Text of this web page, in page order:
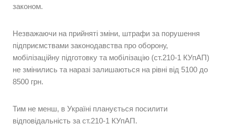
законом.
Незважаючи на прийняті зміни, штрафи за порушення
підприємствами законодавства про оборону,
мобілізаційну підготовку та мобілізацію (ст.210-1 КУпАП)
не змінились та наразі залишаються на рівні від 5100 до
8500 грн.
Тим не менш, в Україні планується посилити
відповідальність за ст.210-1 КУпАП.